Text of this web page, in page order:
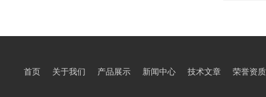
首页 关于我们 产品展示 新闻中心 技术文章 荣誉资质